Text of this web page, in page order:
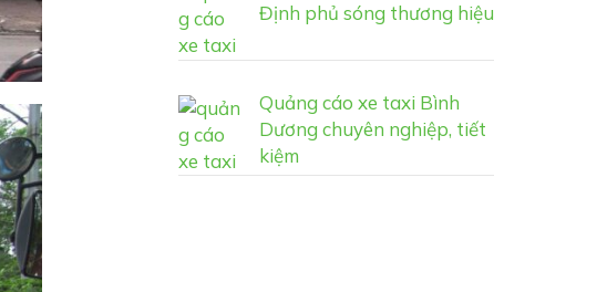
Định phủ sóng thương hiệu
Quảng cáo xe taxi Bình
Dương chuyên nghiệp, tiết
kiệm